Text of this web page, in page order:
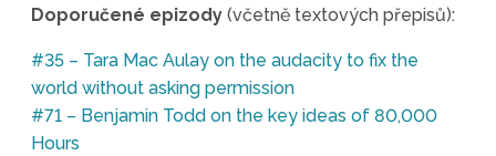
Doporučené epizody (včetně textových přepisů):
#35 – Tara Mac Aulay on the audacity to fix the
world without asking permission
#71 – Benjamin Todd on the key ideas of 80,000
Hours